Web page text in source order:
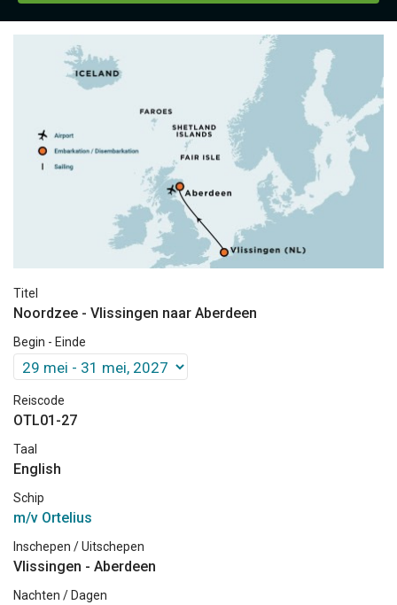
Titel
Noordzee - Vlissingen naar Aberdeen
Begin - Einde
Reiscode
OTL01-27
Taal
English
Schip
m/v Ortelius
Inschepen / Uitschepen
Vlissingen - Aberdeen
Nachten / Dagen